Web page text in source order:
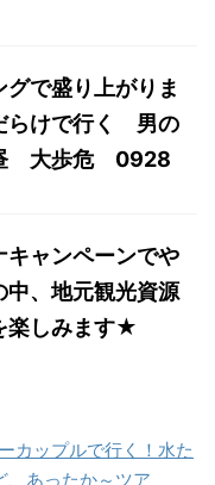
で盛り上がりま
らけで行く 男の
大歩危 0928
キャンペーンでや
中、地元観光資源
楽しみます★
カップルで行く！水た
あったか～ツア